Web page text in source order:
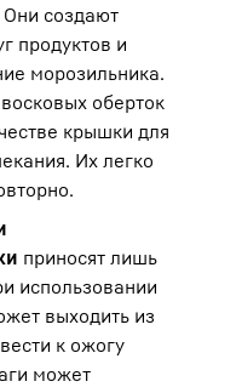
создают
продуктов и
морозильника.
оберток
крышки для
Их легко
приносят лишь
использовании
выходить из
к ожогу
может